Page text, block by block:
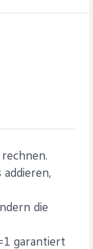
die
garantiert